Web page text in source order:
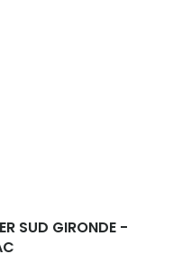
SUD GIRONDE -